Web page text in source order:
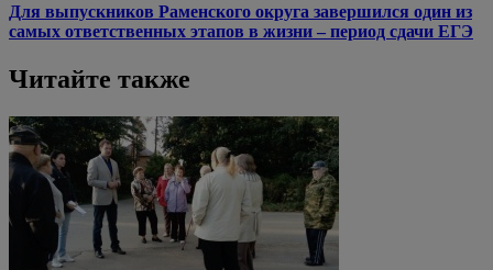
Для выпускников Раменского округа завершился один из
самых ответственных этапов в жизни – период сдачи ЕГЭ
Читайте также